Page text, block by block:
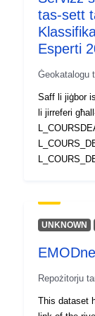
Ilma, Kors
għax-xogħlijiet tax-
b’żidiet u
tas-sett
Esperti
Ġeokatalogu
Saff li jiġbor
li jirreferi
is-saff huwa
jiddetermina
għax-xogħlijiet tax-
b’żidiet u
UNKNOWN
Repożitorju
This dataset